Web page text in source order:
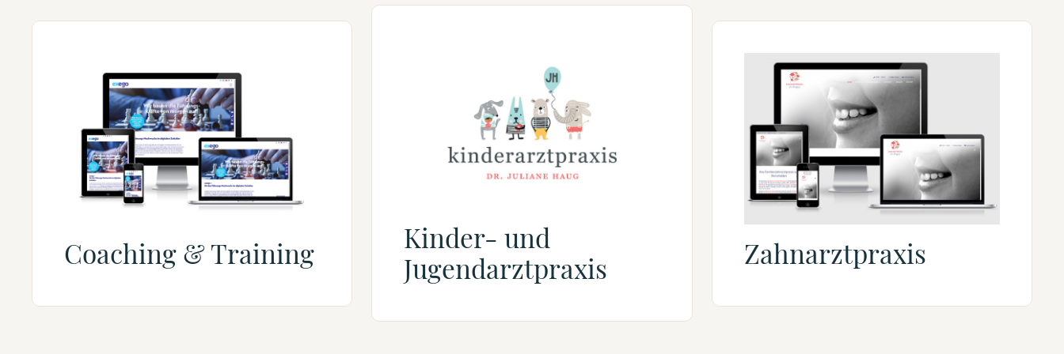
Coaching & Training
Kinder- und
Jugendarztpraxis
Zahnarztpraxis